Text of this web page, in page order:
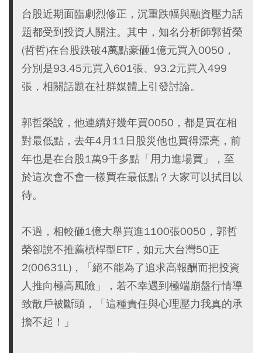
台股近期面臨劇烈修正，沉重跌幅與融資壓力話
題都受到投資人關注。其中，知名分析師郭哲榮
(哲哲)在台股跌破4萬點豪砸1億元買入0050，
分別是93.45元買入601張、93.2元買入499
張，相關話題在社群媒體上引發討論。
郭哲榮說，他連續好幾年買0050，都是買在相
對最低點，去年4月11日股災他也買得漂亮，前
年也是在台股1萬9千多點「用力進場買」，至
於這次會不會一樣買在最低點？大家可以拭目以
待。
不過，相較砸1億大舉買進1100張0050，郭哲
榮卻說不推薦槓桿型ETF，如元大台灣50正
2(00631L)，「絕不能為了追求高報酬而把投資
人推向極高風險」，若不幸遇到極端崩盤行情導
致散戶被斷頭，「這種責任與心理壓力我真的承
擔不起！」